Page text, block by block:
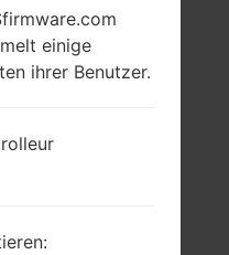
einige
ihrer Benutzer.